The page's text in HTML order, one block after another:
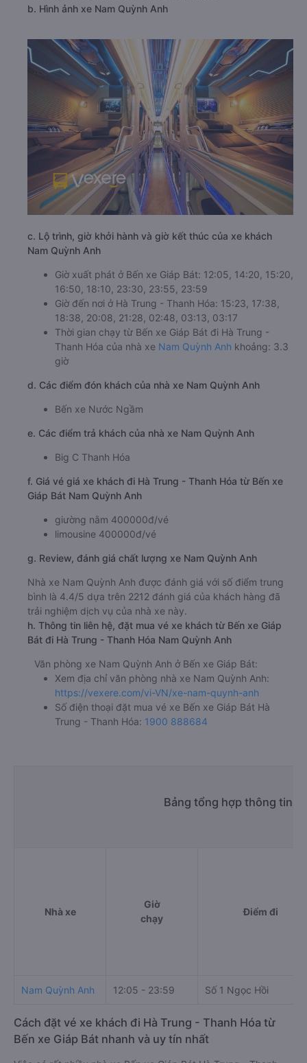
b. Hình ảnh xe Nam Quỳnh Anh
c. Lộ trình, giờ khởi hành và giờ kết thúc của xe khách
Nam Quỳnh Anh
Giờ xuất phát ở Bến xe Giáp Bát: 12:05, 14:20, 15:20,
16:50, 18:10, 23:30, 23:55, 23:59
Giờ đến nơi ở Hà Trung - Thanh Hóa: 15:23, 17:38,
18:38, 20:08, 21:28, 02:48, 03:13, 03:17
Thời gian chạy từ Bến xe Giáp Bát đi Hà Trung -
Thanh Hóa của nhà xe Nam Quỳnh Anh khoảng: 3.3
giờ
d. Các điểm đón khách của nhà xe Nam Quỳnh Anh
Bến xe Nước Ngầm
e. Các điểm trả khách của nhà xe Nam Quỳnh Anh
Big C Thanh Hóa
f. Giá vé giá xe khách đi Hà Trung - Thanh Hóa từ Bến xe
Giáp Bát Nam Quỳnh Anh
giường nằm 400000đ/vé
limousine 400000đ/vé
g. Review, đánh giá chất lượng xe Nam Quỳnh Anh
Nhà xe Nam Quỳnh Anh được đánh giá với số điểm trung
bình là 4.4/5 dựa trên 2212 đánh giá của khách hàng đã
trải nghiệm dịch vụ của nhà xe này.
h. Thông tin liên hệ, đặt mua vé xe khách từ Bến xe Giáp
Bát đi Hà Trung - Thanh Hóa Nam Quỳnh Anh
Văn phòng xe Nam Quỳnh Anh ở Bến xe Giáp Bát:
Xem địa chỉ văn phòng nhà xe Nam Quỳnh Anh:
https://vexere.com/vi-VN/xe-nam-quynh-anh
Số điện thoại đặt mua vé xe Bến xe Giáp Bát Hà
Trung - Thanh Hóa: 1900 888684
Bảng tổng hợp thông tin
Nhà xe
Giờ
chạy
Điểm đi
Nam Quỳnh Anh 12:05 - 23:59 Số 1 Ngọc Hồi
Cách đặt vé xe khách đi Hà Trung - Thanh Hóa từ
Bến xe Giáp Bát nhanh và uy tín nhất